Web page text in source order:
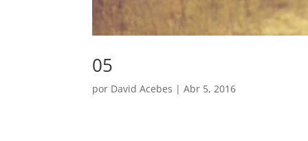
05
por David Acebes |Abr 5, 2016